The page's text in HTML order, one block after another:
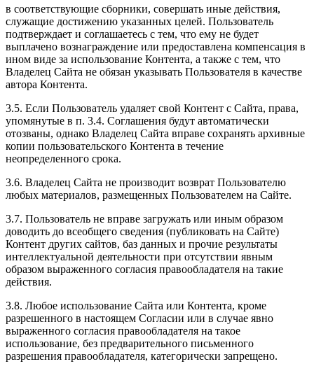
в соответствующие сборники, совершать иные действия,
служащие достижению указанных целей. Пользователь
подтверждает и соглашаетесь с тем, что ему не будет
выплачено вознаграждение или предоставлена компенсация в
ином виде за использование Контента, а также с тем, что
Владелец Сайта не обязан указывать Пользователя в качестве
автора Контента.
3.5. Если Пользователь удаляет свой Контент с Сайта, права,
упомянутые в п. 3.4. Соглашения будут автоматически
отозваны, однако Владелец Сайта вправе сохранять архивные
копии пользовательского Контента в течение
неопределенного срока.
3.6. Владелец Сайта не производит возврат Пользователю
любых материалов, размещенных Пользователем на Сайте.
3.7. Пользователь не вправе загружать или иным образом
доводить до всеобщего сведения (публиковать на Сайте)
Контент других сайтов, баз данных и прочие результаты
интеллектуальной деятельности при отсутствии явным
образом выраженного согласия правообладателя на такие
действия.
3.8. Любое использование Сайта или Контента, кроме
разрешенного в настоящем Согласии или в случае явно
выраженного согласия правообладателя на такое
использование, без предварительного письменного
разрешения правообладателя, категорически запрещено.